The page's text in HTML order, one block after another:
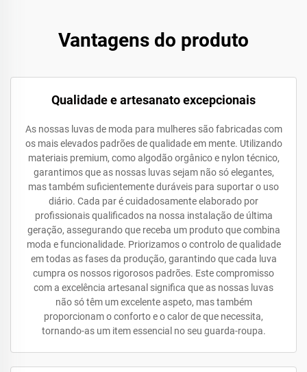
Vantagens do produto
Qualidade e artesanato excepcionais
As nossas luvas de moda para mulheres são fabricadas com
os mais elevados padrões de qualidade em mente. Utilizando
materiais premium, como algodão orgânico e nylon técnico,
garantimos que as nossas luvas sejam não só elegantes,
mas também suficientemente duráveis para suportar o uso
diário. Cada par é cuidadosamente elaborado por
profissionais qualificados na nossa instalação de última
geração, assegurando que receba um produto que combina
moda e funcionalidade. Priorizamos o controlo de qualidade
em todas as fases da produção, garantindo que cada luva
cumpra os nossos rigorosos padrões. Este compromisso
com a excelência artesanal significa que as nossas luvas
não só têm um excelente aspeto, mas também
proporcionam o conforto e o calor de que necessita,
tornando-as um item essencial no seu guarda-roupa.